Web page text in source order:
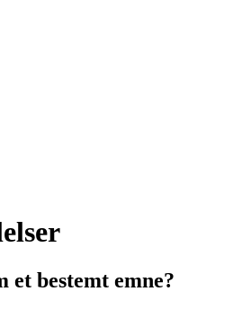
et bestemt emne?